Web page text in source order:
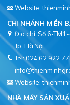
Website:
CHI NHÁNH MIỀN
Địa chỉ: Số 6-
Tel: 024 62 922
Website:
NHÀ MÁY SẢN